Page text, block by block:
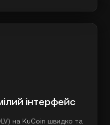
інтерфейс
на KuCoin швидко та